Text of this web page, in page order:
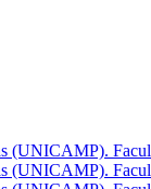
(UNICAMP).
(UNICAMP).